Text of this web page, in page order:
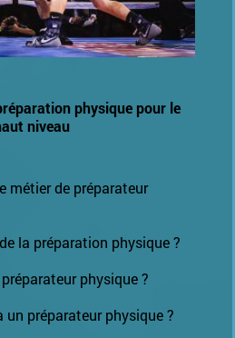
physique pour le
niveau
métier de préparateur
la préparation physique ?
physique ?
un préparateur physique ?